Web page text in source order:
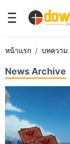
หน้าแรก บทความ
News Archive